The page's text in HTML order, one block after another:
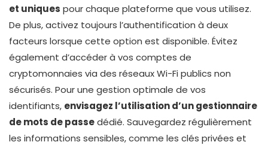
et uniques pour chaque plateforme que vous utilisez.
De plus, activez toujours l’authentification à deux
facteurs lorsque cette option est disponible. Évitez
également d’accéder à vos comptes de
cryptomonnaies via des réseaux Wi-Fi publics non
sécurisés. Pour une gestion optimale de vos
identifiants, envisagez l’utilisation d’un gestionnaire
de mots de passedédié. Sauvegardez régulièrement
les informations sensibles, comme les clés privées et